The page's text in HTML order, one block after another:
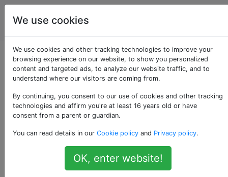
Sviluppo del
gioco
Perché MVC e TDD
non sono più
impiegati
nell'architettura di
gioco? [chiuso]
We use cookies
We use cookies and other tracking technologies to improve your
browsing experience on our website, to show you personalized
content and targeted ads, to analyze our website traffic, and to
understand where our visitors are coming from.
By continuing, you consent to our use of cookies and other tracking
technologies and affirm you're at least 16 years old or have
consent from a parent or guardian.
You can read details in our Cookie policy and Privacy policy.
OK, enter website!